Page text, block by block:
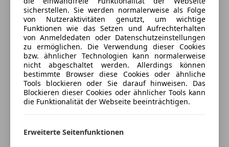
Sitzheizung
Sitzheizung hinten
Start/Stop-Automatik
teilb. Rücksitzbank
Tempomat
Unterhaltung/Media
Android Auto
Apple CarPlay
Bordcomputer
JUNGE STERNE GARANTIE GEGEN AUFPREIS
MÖGLICH
WERKSGARANTIE AUF DIE BATTERIE
BETRÄGT 10 JAHRE ODER 250.000 KM AB EZ
JEDE ART DER FINANZIERUNG MÖGLICH
JEDER FAHRZEUGEINTAUSCH MÖGLICH
HIGHLIGHTS DIESES FAHRZEUGES:
AMG LINE EDITION PREMIUM EXTERIEUR
AMG LINE EDITION PREMIUM INTERIEUR
INTERIEUR ARTICO / MICROCUT ZWEIFÄRBIG
Versicherung
Kfz-Versicherung
Versicherungsschutz an Ihre Bedürfnisse
anpassen
Freischaden-Gutschein ab Stufe 0
sicherstellen. Sie werden normalerweise als Folge
von Nutzeraktivitäten genutzt, um wichtige
Funktionen wie das Setzen und Aufrechterhalten
von Anmeldedaten oder Datenschutzeinstellungen
zu ermöglichen. Die Verwendung dieser Cookies
bzw. ähnlicher Technologien kann normalerweise
nicht abgeschaltet werden. Allerdings können
bestimmte Browser diese Cookies oder ähnliche
Tools blockieren oder Sie darauf hinweisen. Das
Blockieren dieser Cookies oder ähnlicher Tools kann
die Funktionalität der Webseite beeinträchtigen.
Erweiterte Seitenfunktionen